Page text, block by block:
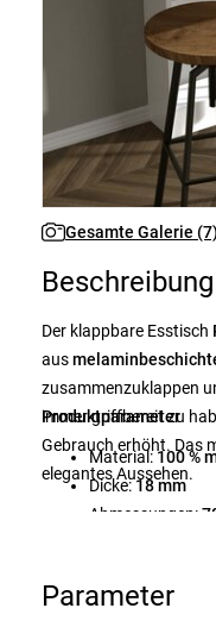
Gesamte Galerie (7)
Beschreibung
Der klappbare Esstisch
aus
zusammenzuklappen
immer griffbereit zu
Gebrauch erhöht. Das
elegantes Aussehen.
Produktparameter
Material:100 %
Dicke:18 mm
Abmessungen:
Parameter